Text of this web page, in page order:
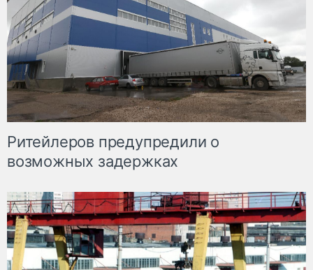
Ритейлеров предупредили о
возможных задержках